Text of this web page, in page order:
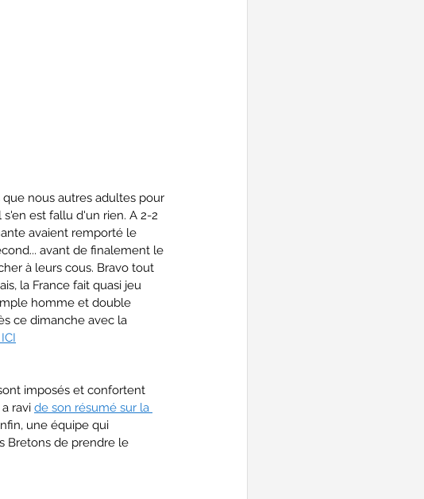
que nous autres adultes pour
est fallu d'un rien. A 2-2
avaient remporté le
avant de finalement le
à leurs cous. Bravo tout
la France fait quasi jeu
homme et double
ce dimanche avec la
ICI
imposés et confortent
ravi de son résumé sur la
une équipe qui
Bretons de prendre le